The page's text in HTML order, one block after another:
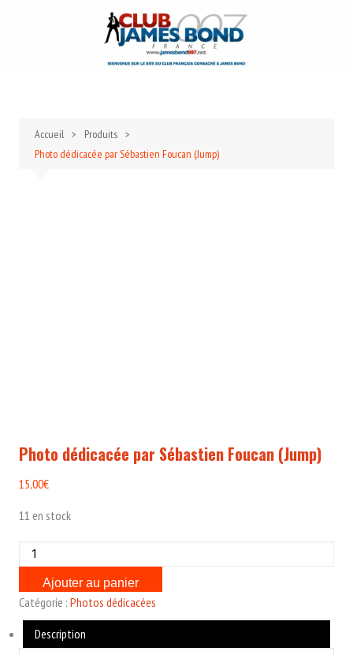
Accueil
Produits
Photo dédicacée par Sébastien Foucan (Jump)
Photo dédicacée par Sébastien Foucan (Jump)
15,00€
11 en stock
quantité
de
Photo
dédicacée
par
Sébastien
Ajouter au panier
Catégorie : Photos dédicacées
Description